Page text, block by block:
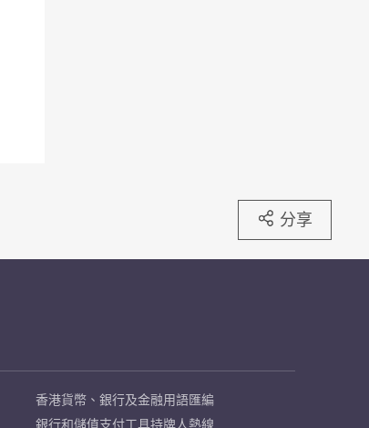
分享
香港貨幣、銀行及金融用語匯編
銀行和儲值支付工具持牌人熱線